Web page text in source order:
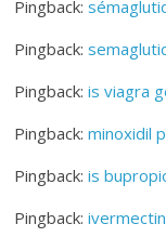
Pingback:
Pingback:
Pingback:is viagra
Pingback:minoxidil
Pingback:is
Pingback: